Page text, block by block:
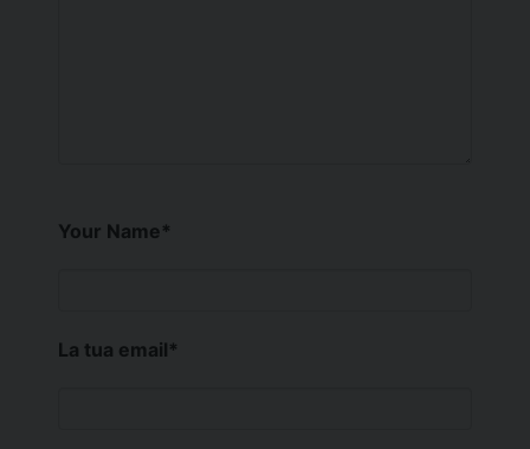
Your Name*
La tua email*